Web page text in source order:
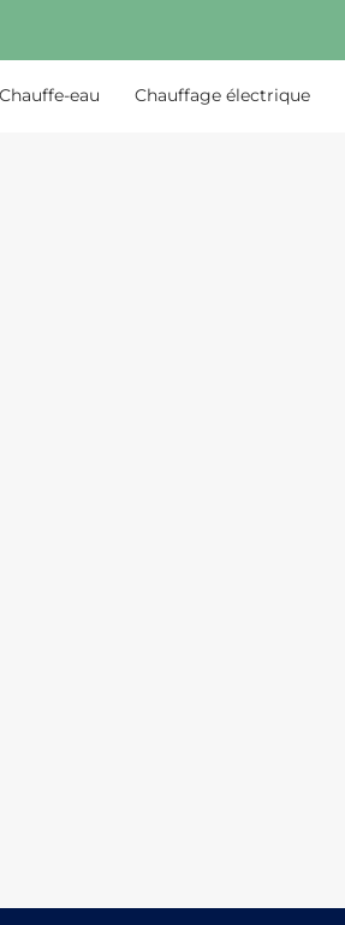
Chauffe-eau Chauffage électrique